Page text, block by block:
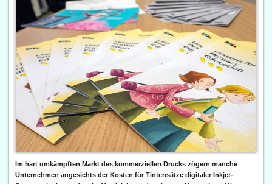
Im hart umkämpften Markt des kommerziellen Drucks zögern manche
Unternehmen angesichts der Kosten für Tintensätze digitaler Inkjet-